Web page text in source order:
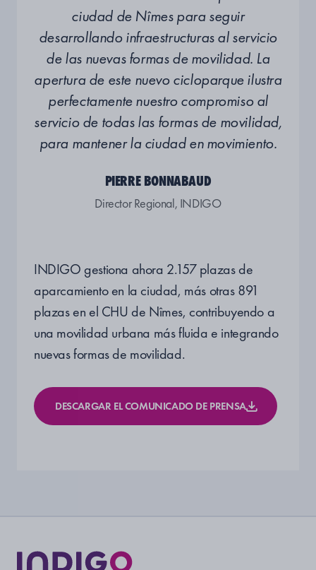
ciudad de Nîmes para seguir
desarrollando infraestructuras al servicio
de las nuevas formas de movilidad. La
apertura de este nuevo cicloparque ilustra
perfectamente nuestro compromiso al
servicio de todas las formas de movilidad,
para mantener la ciudad en movimiento.
PIERRE BONNABAUD
Director Regional, INDIGO
INDIGO gestiona ahora 2.157 plazas de
aparcamiento en la ciudad, más otras 891
plazas en el CHU de Nîmes, contribuyendo a
una movilidad urbana más fluida e integrando
nuevas formas de movilidad.
DESCARGAR EL COMUNICADO DE PRENSA